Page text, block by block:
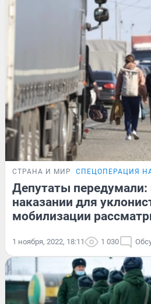
СТРАНА И МИР СПЕЦОПЕРАЦИЯ
Депутаты передумали:
наказании для
мобилизации
1 ноября, 2022, 18:11 1 030